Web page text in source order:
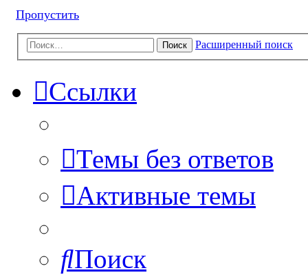
Пропустить
Поиск Расширенный поиск
Ссылки
Темы без ответов
Активные темы
Поиск